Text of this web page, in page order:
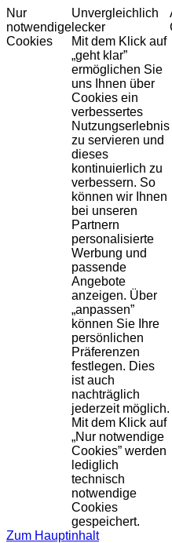
Nur
notwendige
Cookies
Unvergleichlich
lecker
Mit dem Klick auf
„geht klar”
ermöglichen Sie
uns Ihnen über
Cookies ein
verbessertes
Nutzungserlebnis
zu servieren und
dieses
kontinuierlich zu
verbessern. So
können wir Ihnen
bei unseren
Partnern
personalisierte
Werbung und
passende
Angebote
anzeigen. Über
„anpassen”
können Sie Ihre
persönlichen
Präferenzen
festlegen. Dies
ist auch
nachträglich
jederzeit möglich.
Mit dem Klick auf
„Nur notwendige
Cookies” werden
lediglich
technisch
notwendige
Cookies
gespeichert.
Zum Hauptinhalt